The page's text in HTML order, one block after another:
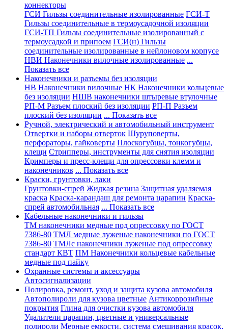
коннекторы
ГСИ Гильзы соединительные изолированные ГСИ-Т
Гильзы соединительные в термоусадочной изоляции
ГСИ-ТП Гильзы соединительные изолированный с
термоусадкой и припоем ГСИ(н) Гильзы
соединительные изолированные в нейлоновом корпусе
НВИ Наконечники вилочные изолированные ...
Показать все
Наконечники и разъемы без изоляции
НВ Наконечники вилочные НК Наконечники кольцевые
без изоляции НШВ наконечники штыревые втулочные
РП-М Разъем плоский без изоляции РП-П Разъем
плоский без изоляции ... Показать все
Ручной, электрический и автомобильный инструмент
Отвертки и наборы отверток Шуруповерты,
перфораторы, гайковерты Плоскогубцы, тонкогубцы,
клещи Стрипперы, инструменты для снятия изоляции
Кримперы и пресс-клещи для опрессовки клемм и
наконечников ... Показать все
Краски, грунтовки, лаки
Грунтовки-спрей Жидкая резина Защитная удаляемая
краска Краска-карандаш для ремонта царапин Краска-
спрей автомобильная ... Показать все
Кабельные наконечники и гильзы
ТМ наконечники медные под опрессовку по ГОСТ
7386-80 ТМЛ медные луженые наконечники по ГОСТ
7386-80 ТМЛс наконечники луженые под опрессовку
стандарт КВТ ПМ Наконечники кольцевые кабельные
медные под пайку
Охранные системы и аксессуары
Автосигнализации
Полировка, ремонт, уход и защита кузова автомобиля
Автополироли для кузова цветные Антикоррозийные
покрытия Глина для очистки кузова автомобиля
Удалители царапин, цветные и универсальные
полироли Мерные емкости, система смешивания красок,